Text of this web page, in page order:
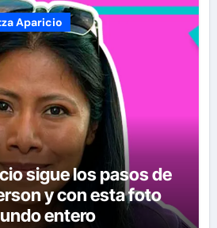
Aparicio
sigue los pasos de
y con esta foto
entero